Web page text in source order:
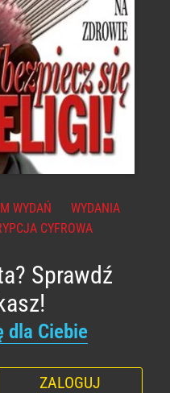
WYDAŃ
WYDANIA
CYFROWA
Sprawdź
dla Ciebie
ZALOGUJ